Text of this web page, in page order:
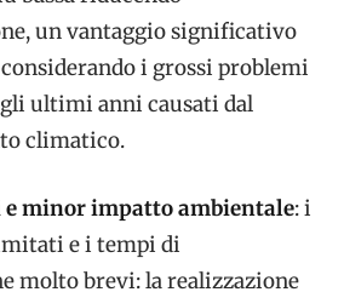
un vantaggio significativo
i grossi problemi
ultimi anni causati dal
climatico.
minor impatto ambientale: i
e i tempi di
molto brevi: la realizzazione